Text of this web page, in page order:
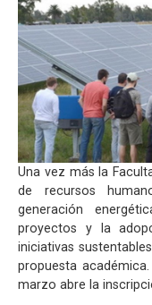
Una vez más la
de recursos
generación
proyectos y la
iniciativas
propuesta
marzo abre la